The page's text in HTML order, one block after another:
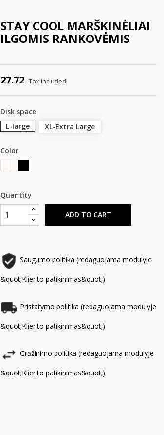
STAY COOL MARŠKINĖLIAI
ILGOMIS RANKOVĖMIS
27.72 Tax included
Disk space
L-large
XL-Extra Large
Color
Quantity
ADD TO CART
Saugumo politika (redaguojama modulyje
&quot;Kliento patikinimas&quot;)
Pristatymo politika (redaguojama modulyje
&quot;Kliento patikinimas&quot;)
Grąžinimo politika (redaguojama modulyje
&quot;Kliento patikinimas&quot;)